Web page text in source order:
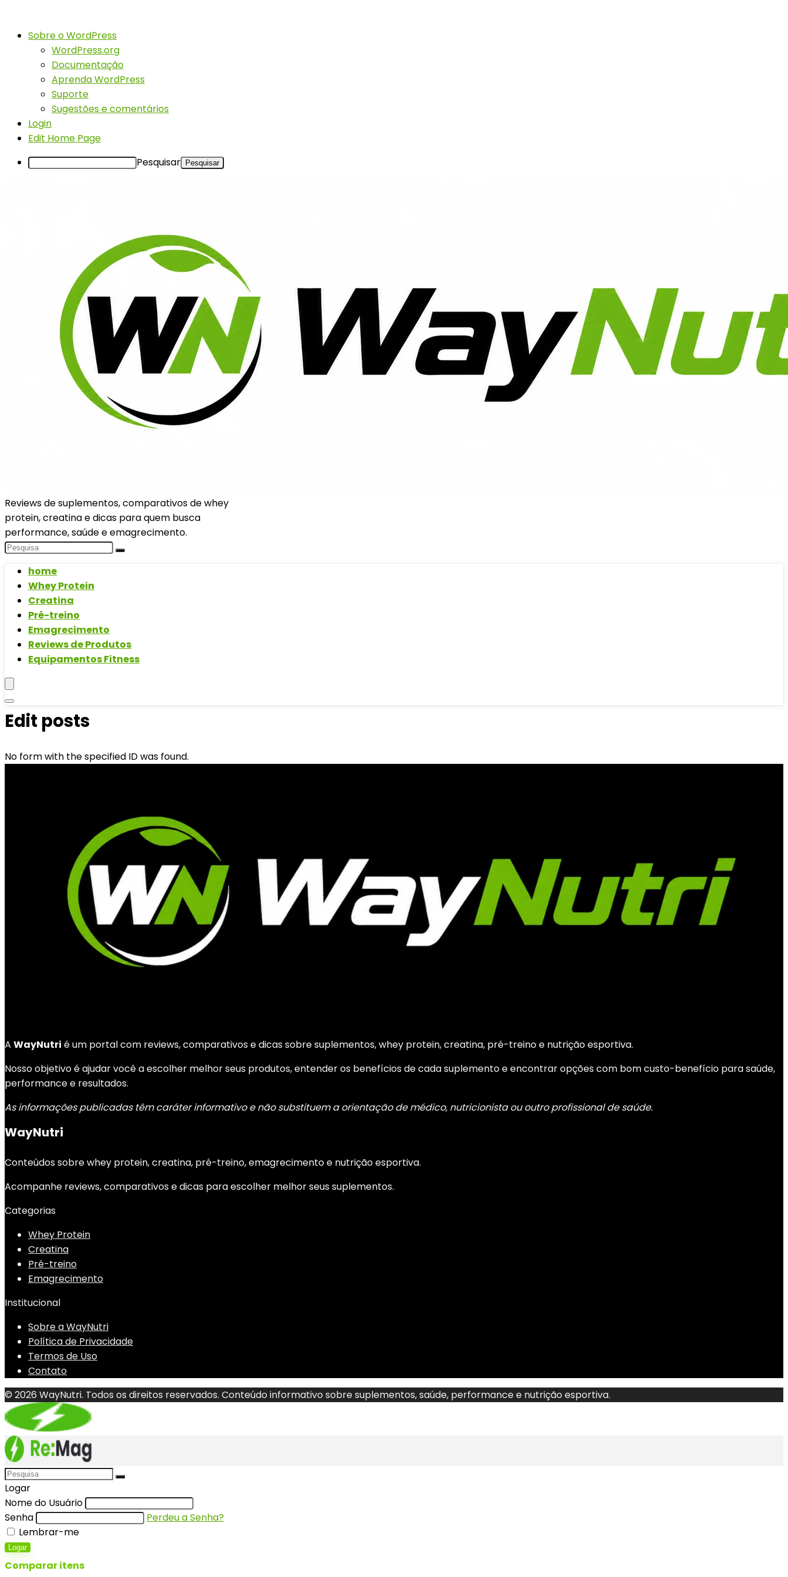
Sobre o WordPress
WordPress.org
Documentação
Aprenda WordPress
Suporte
Sugestões e comentários
Login
Edit Home Page
Pesquisar
Reviews de suplementos, comparativos de whey
protein, creatina e dicas para quem busca
performance, saúde e emagrecimento.
home
Whey Protein
Creatina
Pré-treino
Emagrecimento
Reviews de Produtos
Equipamentos Fitness
Edit posts
No form with the specified ID was found.
A WayNutri é um portal com reviews, comparativos e dicas sobre suplementos, whey protein, creatina, pré-treino e nutrição esportiva.
Nosso objetivo é ajudar você a escolher melhor seus produtos, entender os benefícios de cada suplemento e encontrar opções com bom custo-benefício para saúde,
performance e resultados.
As informações publicadas têm caráter informativo e não substituem a orientação de médico, nutricionista ou outro profissional de saúde.
WayNutri
Conteúdos sobre whey protein, creatina, pré-treino, emagrecimento e nutrição esportiva.
Acompanhe reviews, comparativos e dicas para escolher melhor seus suplementos.
Categorias
Whey Protein
Creatina
Pré-treino
Emagrecimento
Institucional
Sobre a WayNutri
Política de Privacidade
Termos de Uso
Contato
© 2026 WayNutri. Todos os direitos reservados. Conteúdo informativo sobre suplementos, saúde, performance e nutrição esportiva.
Logar
Nome do Usuário
Senha
Perdeu a Senha?
Lembrar-me
Logar
Comparar itens